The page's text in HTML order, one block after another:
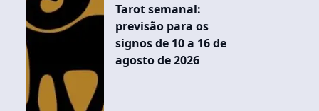
Tarot semanal:
previsão para os
signos de 10 a 16 de
agosto de 2026